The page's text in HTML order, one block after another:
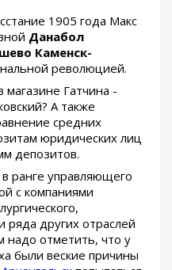
1905 года Макс
Данабол
Каменск-
революцией.
магазине Гатчина -
А также
средних
юридических лиц
депозитов.
ранге управляющего
с компаниями
ряда других отраслей
отметить, что у
были веские причины